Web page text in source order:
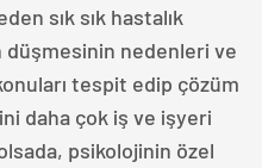
sık sık hastalık
düşmesinin nedenleri ve
tespit edip çözüm
daha çok iş ve işyeri
psikolojinin özel